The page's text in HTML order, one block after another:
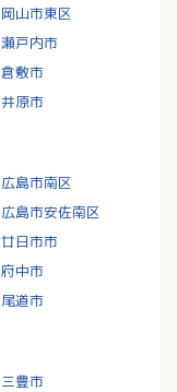
岡山市東区
瀬戸内市
倉敷市
井原市
広島市南区
広島市安佐南区
廿日市市
府中市
尾道市
三豊市